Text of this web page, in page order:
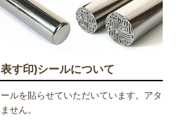
す印)シールについて
ルを貼らせていただいています。アタ
せん。